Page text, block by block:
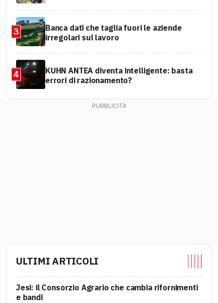
3
Banca dati che taglia fuori le aziende
irregolari sul lavoro
4
KUHN ANTEA diventa intelligente: basta
errori di razionamento?
ULTIMI ARTICOLI
Jesi: il Consorzio Agrario che cambia rifornimenti
e bandi